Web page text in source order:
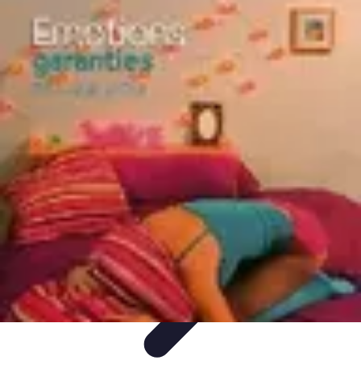
Comparateur MutuellePro
Guide d'utilisationComparateurscomparateur mutuelle pro
Astuces et
conseilsimpact des mutuelles pro
Comparateur MutuellePro